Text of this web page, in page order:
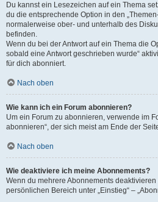
Du kannst ein Lesezeichen auf ein Thema
du die entsprechende Option in den
normalerweise ober- und unterhalb des
befinden.
Wenn du bei der Antwort auf ein Thema die
sobald eine Antwort geschrieben wurde“
für dich abonniert.
Nach oben
Wie kann ich ein Forum abonnieren?
Um ein Forum zu abonnieren, verwende im
abonnieren“, der sich meist am Ende der
Nach oben
Wie deaktiviere ich meine Abonnements?
Wenn du mehrere Abonnements
persönlichen Bereich unter „Einstieg“ –